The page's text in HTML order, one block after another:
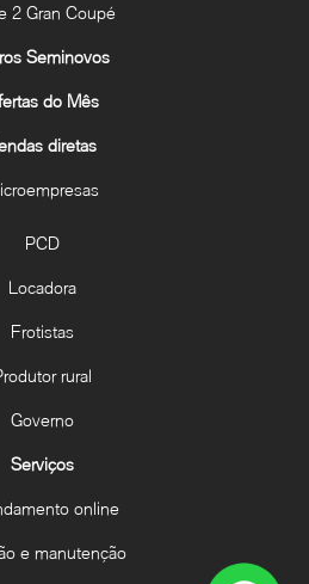
2 Gran Coupé
Seminovos
do Mês
diretas
PCD
Locadora
Frotistas
rural
Governo
Serviços
online
e manutenção